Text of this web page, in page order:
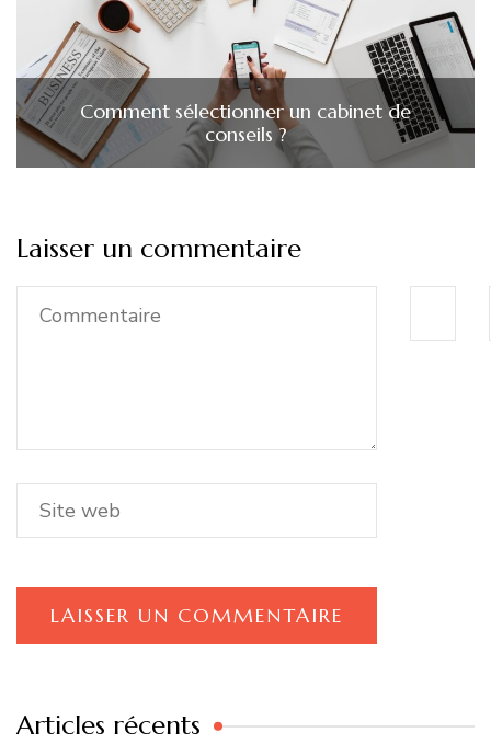
Comment sélectionner un cabinet de
conseils ?
Laisser un commentaire
Articles récents